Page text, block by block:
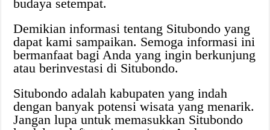
budaya setempat.
Demikian informasi tentang Situbondo yang
dapat kami sampaikan. Semoga informasi ini
bermanfaat bagi Anda yang ingin berkunjung
atau berinvestasi di Situbondo.
Situbondo adalah kabupaten yang indah
dengan banyak potensi wisata yang menarik.
Jangan lupa untuk memasukkan Situbondo